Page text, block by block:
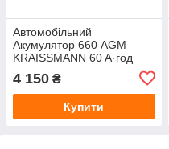
Автомобільний
Акумулятор 660 AGM
KRAISSMANN 60 A·год
4 150 ₴
Купити